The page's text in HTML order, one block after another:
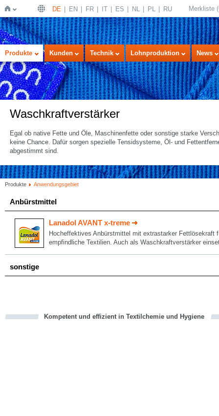
Startseite
DE EN FR IT ES NL PL RU Merkliste (
Produkte Kunden Technik Lohnproduktion News
Waschkraftverstärker
Egal ob native Fette und Öle, Maschinenfette oder sonstige starke
keine Chance. Dafür sorgen spezielle Tensidsysteme, Öl- und
abgestimmt sind.
Produkte Anwendungsgebiet
Anbürstmittel
Lanadol AVANT x-treme
Hocheffektives Anbürstmittel mit extrastarker Fettlösekraft
empfindliche Textilien. Auch als Waschkraftverstärker
sonstige
Kompetent und effizient in Textilchemie und Hygiene